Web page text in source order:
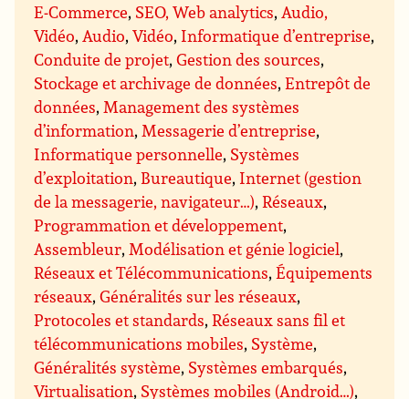
E-Commerce, SEO, Web analytics, Audio,
Vidéo, Audio,Vidéo, Informatique d’entreprise,
Conduite de projet,Gestion des sources,
Stockage et archivage de données,Entrepôt de
données, Management des systèmes
d’information, Messagerie d’entreprise,
Informatique personnelle, Systèmes
d’exploitation, Bureautique, Internet (gestion
de la messagerie, navigateur…),Réseaux,
Programmation et développement,
Assembleur, Modélisation et génie logiciel,
Réseaux et Télécommunications,Équipements
réseaux,Généralités sur les réseaux,
Protocoles et standards,Réseaux sans fil et
télécommunications mobiles, Système,
Généralités système, Systèmes embarqués,
Virtualisation, Systèmes mobiles (Android…),